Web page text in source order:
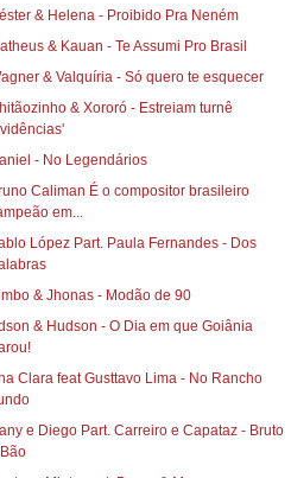
& Helena - Proibido Pra Neném
& Kauan - Te Assumi Pro Brasil
& Valquíria - Só quero te esquecer
& Xororó - Estreiam turnê
- No Legendários
Caliman É o compositor brasileiro
em...
López Part. Paula Fernandes - Dos
& Jhonas - Modão de 90
& Hudson - O Dia em que Goiânia
Clara feat Gusttavo Lima - No Rancho
e Diego Part. Carreiro e Capataz - Bruto